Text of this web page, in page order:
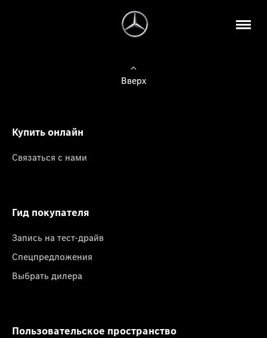
Вверх
Купить онлайн
Связаться с нами
Гид покупателя
Запись на тест-драйв
Спецпредложения
Выбрать дилера
Пользовательское пространство